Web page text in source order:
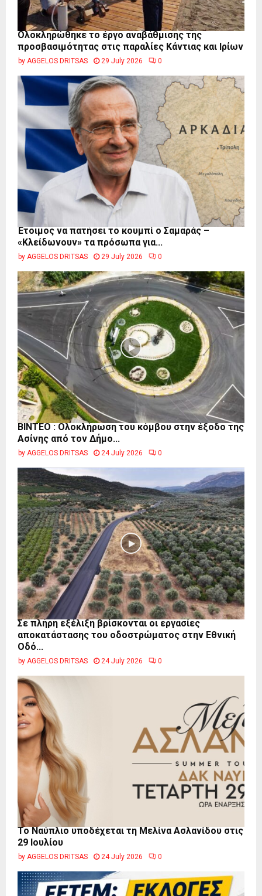
Ολοκληρώθηκε το έργο αναβάθμισης της
προσβασιμότητας στις παραλίες Κάντιας και Ιρίων
by AGGELOS DRITSAS 29 July 2026 0
Έτοιμος να πατήσει το κουμπί ο Σαμαράς –
«Κλείδωνουν» τα πρόσωπα για...
by AGGELOS DRITSAS 29 July 2026 0
ΒΙΝΤΕΟ : Ολοκλήρωση του κόμβου στην έξοδο της
Ασίνης από τον Δήμο...
by AGGELOS DRITSAS 24 July 2026 0
Σε πλήρη εξέλιξη βρίσκονται οι εργασίες
αποκατάστασης του οδοστρώματος στην Εθνική
Οδό...
by AGGELOS DRITSAS 24 July 2026 0
Το Ναύπλιο υποδέχεται τη Μελίνα Ασλανίδου στις
29 Ιουλίου
by AGGELOS DRITSAS 24 July 2026 0